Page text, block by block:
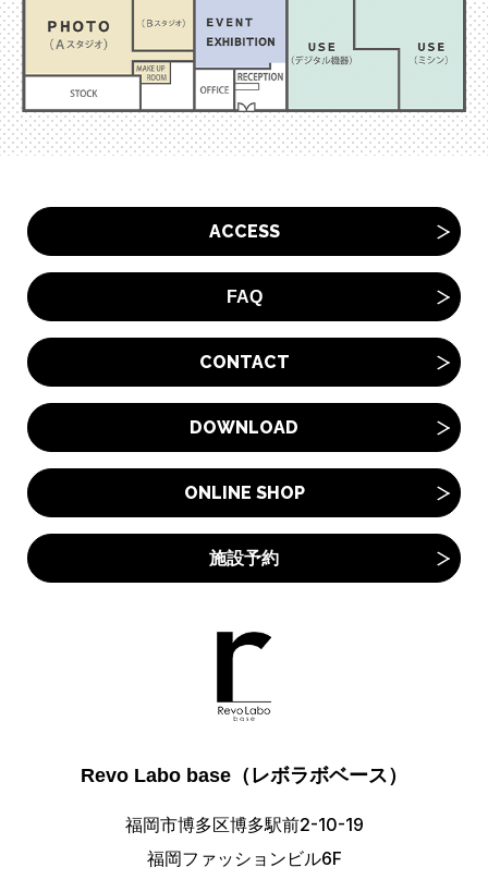
ACCESS
FAQ
CONTACT
DOWNLOAD
ONLINE SHOP
施設予約
Revo Labo base（レボラボベース）
福岡市博多区博多駅前2-10-19
福岡ファッションビル6F